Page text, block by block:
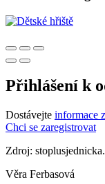
Přihlášení k
Dostávejte informace
Chci se zaregistrovat
Zdroj:
Věra Ferbasová